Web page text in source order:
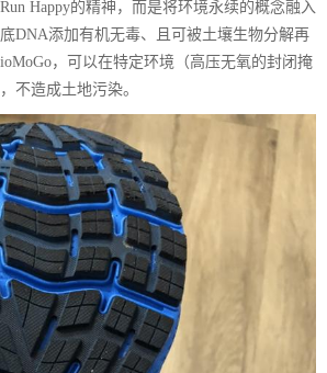
Happy的精神，而是将环境永续的概念融入
DNA添加有机无毒、且可被土壤生物分解再
，可以在特定环境（高压无氧的封闭掩
不造成土地污染。